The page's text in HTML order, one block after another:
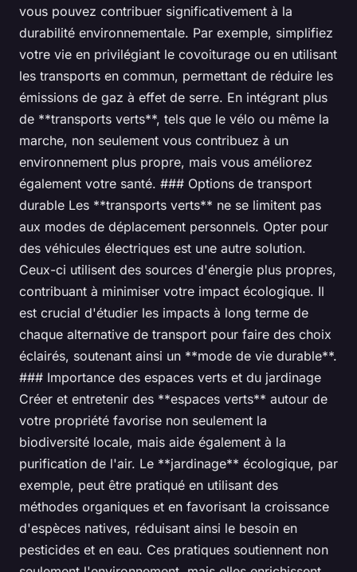
vous pouvez contribuer significativement à la
durabilité environnementale. Par exemple, simplifiez
votre vie en privilégiant le covoiturage ou en utilisant
les transports en commun, permettant de réduire les
émissions de gaz à effet de serre. En intégrant plus
de **transports verts**, tels que le vélo ou même la
marche, non seulement vous contribuez à un
environnement plus propre, mais vous améliorez
également votre santé. ### Options de transport
durable Les **transports verts** ne se limitent pas
aux modes de déplacement personnels. Opter pour
des véhicules électriques est une autre solution.
Ceux-ci utilisent des sources d'énergie plus propres,
contribuant à minimiser votre impact écologique. Il
est crucial d'étudier les impacts à long terme de
chaque alternative de transport pour faire des choix
éclairés, soutenant ainsi un **mode de vie durable**.
### Importance des espaces verts et du jardinage
Créer et entretenir des **espaces verts** autour de
votre propriété favorise non seulement la
biodiversité locale, mais aide également à la
purification de l'air. Le **jardinage** écologique, par
exemple, peut être pratiqué en utilisant des
méthodes organiques et en favorisant la croissance
d'espèces natives, réduisant ainsi le besoin en
pesticides et en eau. Ces pratiques soutiennent non